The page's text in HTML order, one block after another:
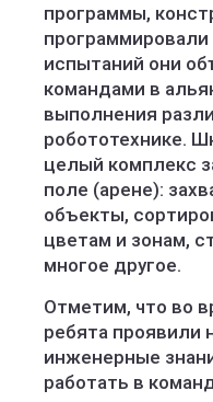
программы,
программировали
испытаний они
командами в
выполнения
робототехнике.
целый комплекс
поле (арене):
объекты,
цветам и зонам,
многое другое.
Отметим, что во
ребята проявили
инженерные
работать в